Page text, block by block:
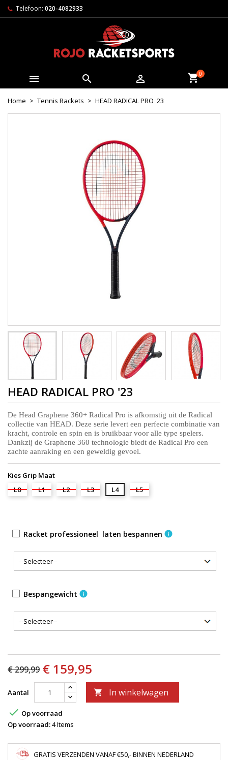
Telefoon: 020-4082933
   0
Home Tennis Rackets HEAD RADICAL PRO '23
HEAD RADICAL PRO '23
De Head Graphene 360+ Radical Pro is afkomstig uit de Radical
collectie van HEAD. Deze serie levert een perfecte combinatie van
kracht, controle en spin en is bruikbaar voor alle type spelers.
Dankzij de Graphene 360 technologie biedt de Radical Pro een
zachte aanraking en een geweldig gevoel.
Kies Grip Maat
L0
L1 L2 L3 L4 L5
Racket professioneel laten bespannen info
Bespangewicht info
€ 299,99 € 159,95
Aantal  In winkelwagen
 Op voorraad
Op voorraad:4 Items
GRATIS VERZENDEN VANAF €50,- BINNEN NEDERLAND